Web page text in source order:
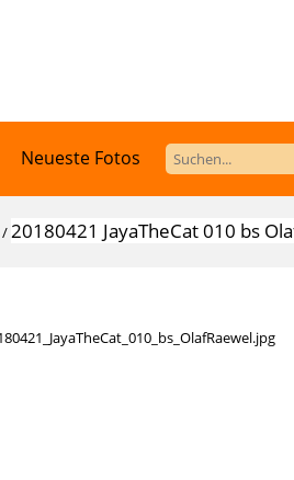
Neueste Fotos
/20180421 JayaTheCat 010 bs